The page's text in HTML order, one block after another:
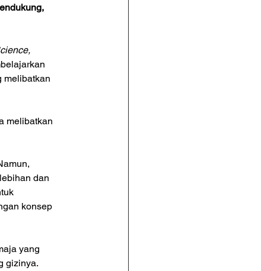
melibatkan
melibatkan
dan
konsep
yang
gizinya.